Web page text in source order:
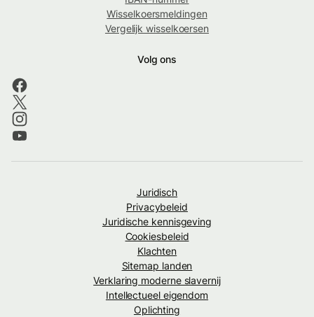
Wisselkoersmeldingen
Vergelijk wisselkoersen
Volg ons
Juridisch
Privacybeleid
Juridische kennisgeving
Cookiesbeleid
Klachten
Sitemap landen
Verklaring moderne slavernij
Intellectueel eigendom
Oplichting